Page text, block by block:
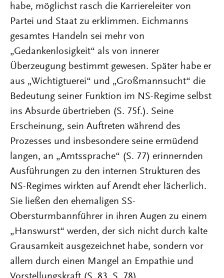
habe, möglichst rasch die Karriereleiter von
Partei und Staat zu erklimmen. Eichmanns
gesamtes Handeln sei mehr von
„Gedankenlosigkeit“ als von innerer
Überzeugung bestimmt gewesen. Später habe er
aus „Wichtigtuerei“ und „Großmannsucht“ die
Bedeutung seiner Funktion im NS-Regime selbst
ins Absurde übertrieben (S. 75f.). Seine
Erscheinung, sein Auftreten während des
Prozesses und insbesondere seine ermüdend
langen, an „Amtssprache“ (S. 77) erinnernden
Ausführungen zu den internen Strukturen des
NS-Regimes wirkten auf Arendt eher lächerlich.
Sie ließen den ehemaligen SS-
Obersturmbannführer in ihren Augen zu einem
„Hanswurst“ werden, der sich nicht durch kalte
Grausamkeit ausgezeichnet habe, sondern vor
allem durch einen Mangel an Empathie und